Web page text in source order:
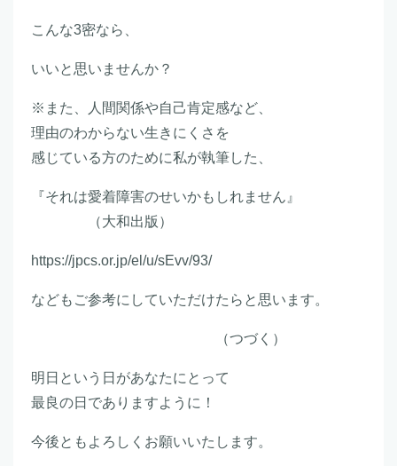
こんな3密なら、
いいと思いませんか？
※また、人間関係や自己肯定感など、
理由のわからない生きにくさを
感じている方のために私が執筆した、
『それは愛着障害のせいかもしれません』
（大和出版）
https://jpcs.or.jp/el/u/sEvv/93/
などもご参考にしていただけたらと思います。
（つづく）
明日という日があなたにとって
最良の日でありますように！
今後ともよろしくお願いいたします。